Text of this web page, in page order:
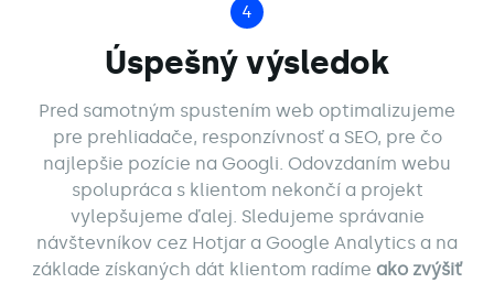
4
Úspešný výsledok
Pred samotným spustením web optimalizujeme
pre prehliadače, responzívnosť a SEO, pre čo
najlepšie pozície na Googli. Odovzdaním webu
spolupráca s klientom nekončí a projekt
vylepšujeme ďalej. Sledujeme správanie
návštevníkov cez Hotjar a Google Analytics a na
základe získaných dát klientom radíme ako zvýšiť